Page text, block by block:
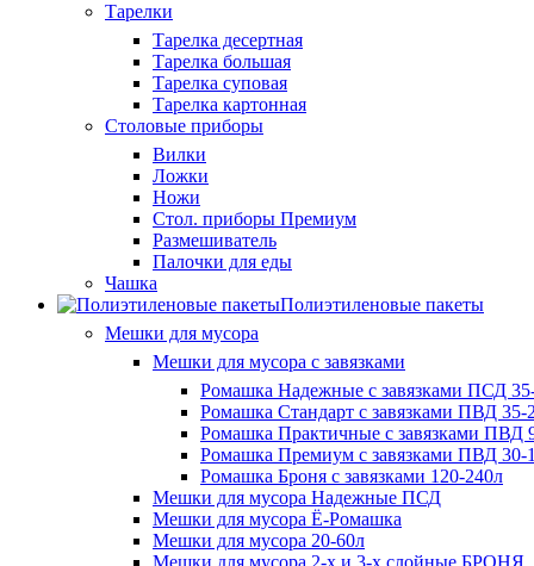
Тарелки
Тарелка десертная
Тарелка большая
Тарелка суповая
Тарелка картонная
Столовые приборы
Вилки
Ложки
Ножи
Стол. приборы Премиум
Размешиватель
Палочки для еды
Чашка
Полиэтиленовые пакеты
Мешки для мусора
Мешки для мусора с завязками
Ромашка Надежные с завязками ПСД
Ромашка Стандарт с завязками ПВД 35-
Ромашка Практичные с завязками ПВД
Ромашка Премиум с завязками ПВД 30-
Ромашка Броня с завязками 120-240л
Мешки для мусора Надежные ПСД
Мешки для мусора Ё-Ромашка
Мешки для мусора 20-60л
Мешки для мусора 2-х и 3-х слойные БРОНЯ